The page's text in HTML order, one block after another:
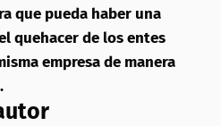
que pueda haber una
quehacer de los entes
empresa de manera